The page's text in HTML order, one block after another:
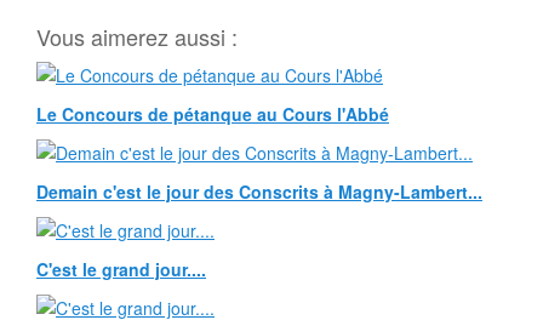
Vous aimerez aussi :
Le Concours de pétanque au Cours l'Abbé
Demain c'est le jour des Conscrits à Magny-Lambert...
C'est le grand jour....